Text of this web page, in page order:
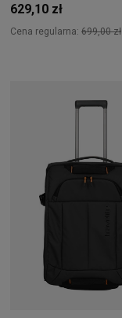
629,10 zł
Cena regularna: 699,00 zł